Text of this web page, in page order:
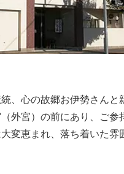
、心の故郷お伊勢さんと
外宮）の前にあり、ご参
変恵まれ、落ち着いた雰
愛顧を頂いております。